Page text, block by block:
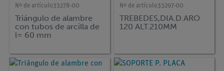
Nº de artículo33278-00
Triángulo de alambre
con tubos de arcilla de
l= 60 mm
Nº de artículo33297-00
TREBEDES,DIA.D.ARO
120 ALT.210MM